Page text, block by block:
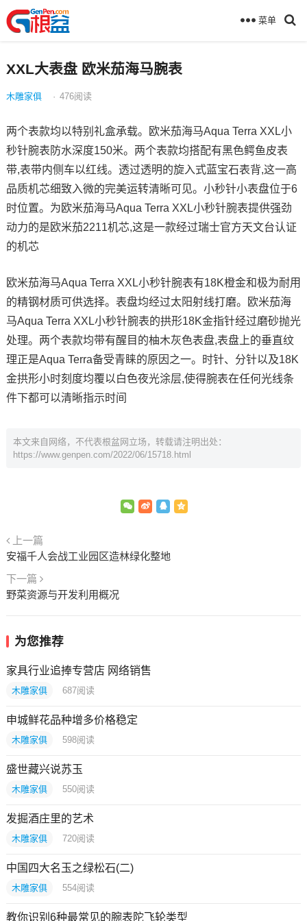
菜单
XXL大表盘 欧米茄海马腕表
木雕家俱 · 476阅读
两个表款均以特别礼盒承载。欧米茄海马Aqua Terra XXL小
秒针腕表防水深度150米。两个表款均搭配有黑色鳄鱼皮表
带,表带内侧车以红线。透过透明的旋入式蓝宝石表背,这一高
品质机芯细致入微的完美运转清晰可见。小秒针小表盘位于6
时位置。为欧米茄海马Aqua Terra XXL小秒针腕表提供强劲
动力的是欧米茄2211机芯,这是一款经过瑞士官方天文台认证
的机芯
欧米茄海马Aqua Terra XXL小秒针腕表有18K橙金和极为耐用
的精钢材质可供选择。表盘均经过太阳射线打磨。欧米茄海
马Aqua Terra XXL小秒针腕表的拱形18K金指针经过磨砂抛光
处理。两个表款均带有醒目的柚木灰色表盘,表盘上的垂直纹
理正是Aqua Terra备受青睐的原因之一。时针、分针以及18K
金拱形小时刻度均覆以白色夜光涂层,使得腕表在任何光线条
件下都可以清晰指示时间
本文来自网络，不代表根盆网立场，转载请注明出处：
https://www.genpen.com/2022/06/15718.html
上一篇
安福千人会战工业园区造林绿化整地
下一篇
野菜资源与开发利用概况
为您推荐
家具行业追捧专营店 网络销售
木雕家俱 687阅读
申城鲜花品种增多价格稳定
木雕家俱 598阅读
盛世藏兴说苏玉
木雕家俱 550阅读
发掘酒庄里的艺术
木雕家俱 720阅读
中国四大名玉之绿松石(二)
木雕家俱 554阅读
教你识别6种最常见的腕表陀飞轮类型